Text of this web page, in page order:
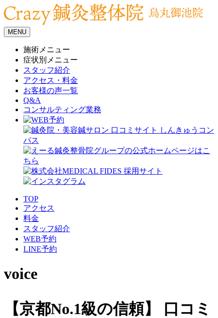
MENU
施術メニュー
症状別メニュー
スタッフ紹介
アクセス・料金
お客様の声一覧
Q&A
コンサルティング業務
TOP
アクセス
料金
スタッフ紹介
WEB予約
LINE予約
voice
【京都No.1級の信頼】
口コミ